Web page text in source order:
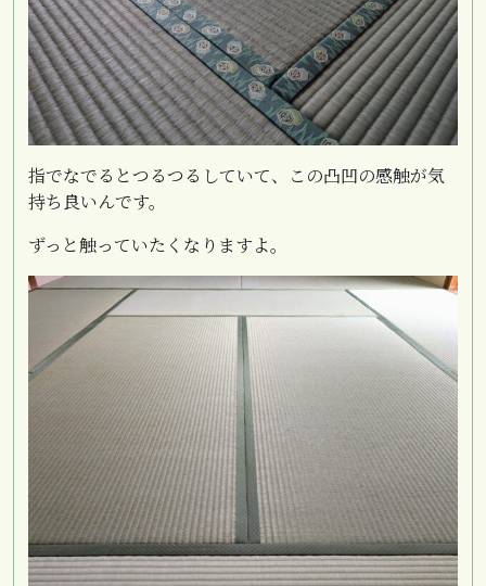
指でなでるとつるつるしていて、この凸凹の感触が気
持ち良いんです。
ずっと触っていたくなりますよ。